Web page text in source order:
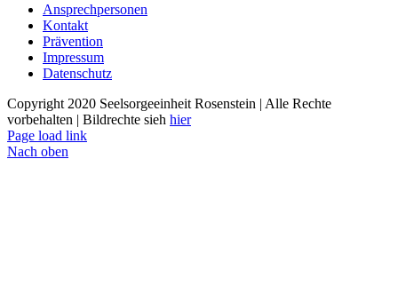
Ansprechpersonen
Kontakt
Prävention
Impressum
Datenschutz
Copyright 2020 Seelsorgeeinheit Rosenstein | Alle Rechte
vorbehalten | Bildrechte sieh hier
Page load link
Nach oben